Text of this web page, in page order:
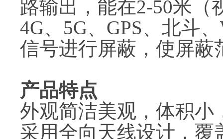
路输出，能在2-50米（
4G、5G、GPS、北斗
信号进行屏蔽，使屏蔽
产品特点
外观简洁美观，体积小
采用全向天线设计，覆